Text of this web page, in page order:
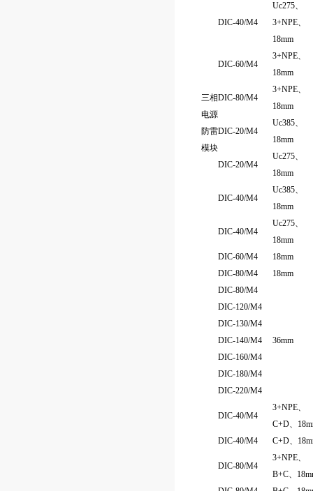
三相
电源
防雷
模块
DIC-40/M4
Uc275、
3+NPE、
18mm
DIC-60/M4
3+NPE、
18mm
DIC-80/M4
3+NPE、
18mm
DIC-20/M4
Uc385、
18mm
DIC-20/M4
Uc275、
18mm
DIC-40/M4
Uc385、
18mm
DIC-40/M4
Uc275、
18mm
DIC-60/M4
18mm
DIC-80/M4
18mm
DIC-80/M4
36mm
DIC-120/M4
DIC-130/M4
DIC-140/M4
DIC-160/M4
DIC-180/M4
DIC-220/M4
DIC-40/M4
3+NPE、
C+D、
DIC-40/M4
C+D、
DIC-80/M4
3+NPE、
B+C、